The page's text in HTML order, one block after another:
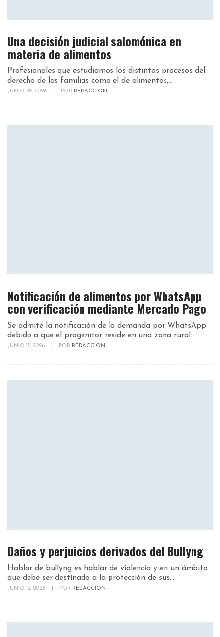
Una decisión judicial salomónica en
materia de alimentos
Profesionales que estudiamos los distintos procesos del
derecho de las familias como el de alimentos,...
JUNIO 22, 2026 POR REDACCION
Notificación de alimentos por WhatsApp
con verificación mediante Mercado Pago
Se admite la notificación de la demanda por WhatsApp
debido a que el progenitor reside en una zona rural...
JUNIO 17, 2026 POR REDACCION
Daños y perjuicios derivados del Bullyng
Hablar de bullyng es hablar de violencia y en un ámbito
que debe ser destinado a la protección de sus...
JUNIO 12, 2026 POR REDACCION